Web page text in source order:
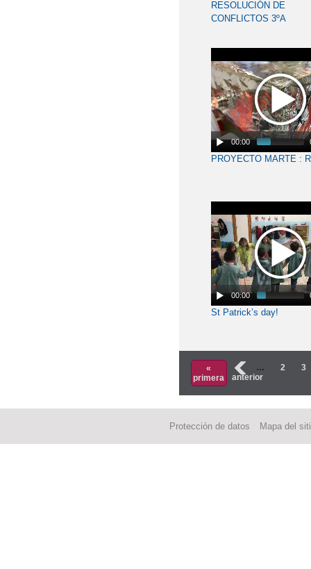
RESOLUCIÓN DE
CONFLICTOS 3ºA
00:00
PROYECTO MARTE :
00:00
St Patrick’s day!
«
primera
‹
anterior
… 2 3
Protección de datos Mapa del